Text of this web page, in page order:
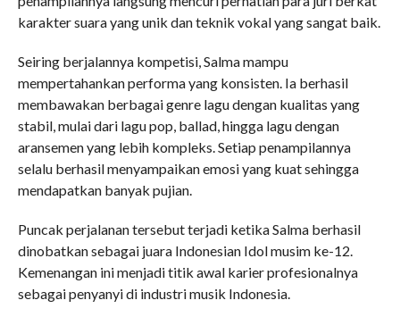
karakter suara yang unik dan teknik vokal yang sangat baik.
Seiring berjalannya kompetisi, Salma mampu
mempertahankan performa yang konsisten. Ia berhasil
membawakan berbagai genre lagu dengan kualitas yang
stabil, mulai dari lagu pop, ballad, hingga lagu dengan
aransemen yang lebih kompleks. Setiap penampilannya
selalu berhasil menyampaikan emosi yang kuat sehingga
mendapatkan banyak pujian.
Puncak perjalanan tersebut terjadi ketika Salma berhasil
dinobatkan sebagai juara Indonesian Idol musim ke-12.
Kemenangan ini menjadi titik awal karier profesionalnya
sebagai penyanyi di industri musik Indonesia.